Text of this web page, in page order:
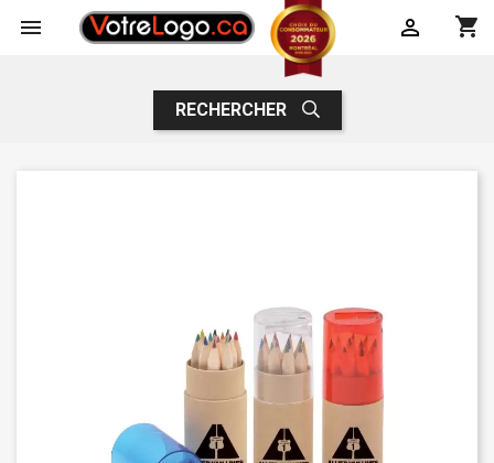
 shopping_cart

RECHERCHER